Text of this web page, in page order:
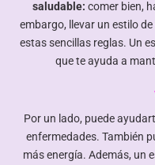
saludable: comer bien,
embargo, llevar un estilo
estas sencillas reglas. Un
que te ayuda a
Por un lado, puede
enfermedades. También
más energía. Además, un